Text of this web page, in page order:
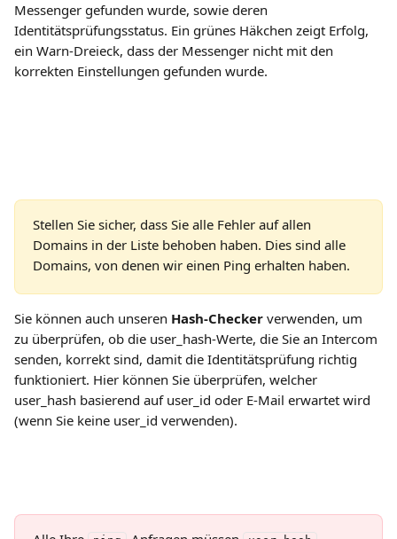
Messenger gefunden wurde, sowie deren
Identitätsprüfungsstatus. Ein grünes Häkchen zeigt Erfolg,
ein Warn-Dreieck, dass der Messenger nicht mit den
korrekten Einstellungen gefunden wurde.
Stellen Sie sicher, dass Sie alle Fehler auf allen
Domains in der Liste behoben haben. Dies sind alle
Domains, von denen wir einen Ping erhalten haben.
Sie können auch unseren Hash-Checker verwenden, um
zu überprüfen, ob die user_hash-Werte, die Sie an Intercom
senden, korrekt sind, damit die Identitätsprüfung richtig
funktioniert. Hier können Sie überprüfen, welcher
user_hash basierend auf user_id oder E-Mail erwartet wird
(wenn Sie keine user_id verwenden).